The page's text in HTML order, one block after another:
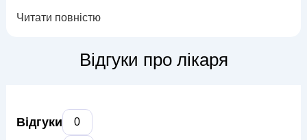
дітьми, він ефективно діагностує та лікує широкий спектр
синусити, тонзиліти, а...
Читати повністю
Відгуки про лікаря
Відгуки 0